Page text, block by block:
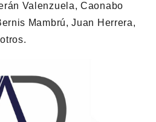
Valenzuela, Caonabo
Mambrú, Juan Herrera,